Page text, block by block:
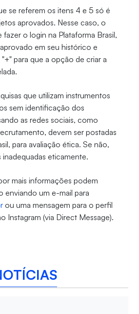
se referem os itens 4 e 5 só é
aprovados. Nesse caso, o
fazer o login na Plataforma Brasil,
em seu histórico e
para que a opção de criar a
que utilizam instrumentos
sem identificação dos
as redes sociais, como
devem ser postadas
para avaliação ética. Se não,
inadequadas eticamente.
mais informações podem
enviando um e-mail para
ou uma mensagem para o perfil
Instagram (via Direct Message).